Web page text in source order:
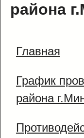
района
Главная
График
района